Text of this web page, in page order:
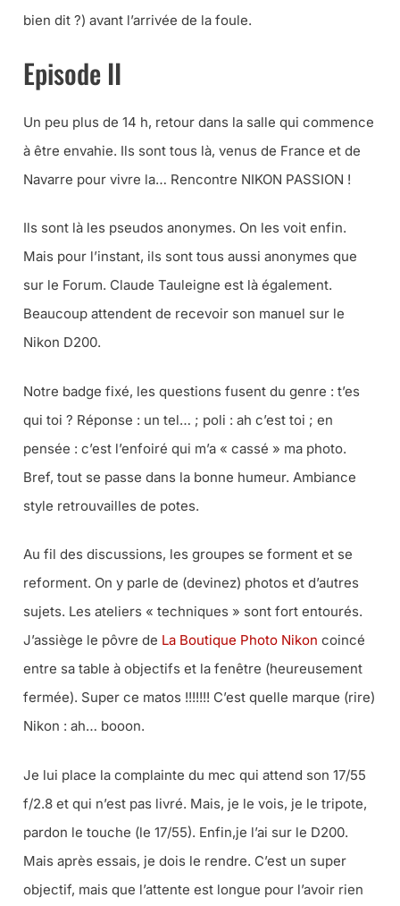
bien dit ?) avant l’arrivée de la foule.
Episode II
Un peu plus de 14 h, retour dans la salle qui commence
à être envahie. Ils sont tous là, venus de France et de
Navarre pour vivre la… Rencontre NIKON PASSION !
Ils sont là les pseudos anonymes. On les voit enfin.
Mais pour l’instant, ils sont tous aussi anonymes que
sur le Forum. Claude Tauleigne est là également.
Beaucoup attendent de recevoir son manuel sur le
Nikon D200.
Notre badge fixé, les questions fusent du genre : t’es
qui toi ? Réponse : un tel… ; poli : ah c’est toi ; en
pensée : c’est l’enfoiré qui m’a « cassé » ma photo.
Bref, tout se passe dans la bonne humeur. Ambiance
style retrouvailles de potes.
Au fil des discussions, les groupes se forment et se
reforment. On y parle de (devinez) photos et d’autres
sujets. Les ateliers « techniques » sont fort entourés.
J’assiège le pôvre de La Boutique Photo Nikon coincé
entre sa table à objectifs et la fenêtre (heureusement
fermée). Super ce matos !!!!!!! C’est quelle marque (rire)
Nikon : ah… booon.
Je lui place la complainte du mec qui attend son 17/55
f/2.8 et qui n’est pas livré. Mais, je le vois, je le tripote,
pardon le touche (le 17/55). Enfin,je l’ai sur le D200.
Mais après essais, je dois le rendre. C’est un super
objectif, mais que l’attente est longue pour l’avoir rien